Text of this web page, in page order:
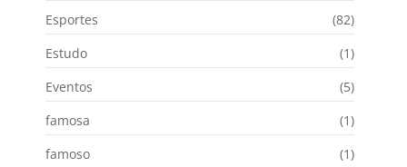
Esportes
(82)
Estudo
(1)
Eventos
(5)
famosa
(1)
famoso
(1)